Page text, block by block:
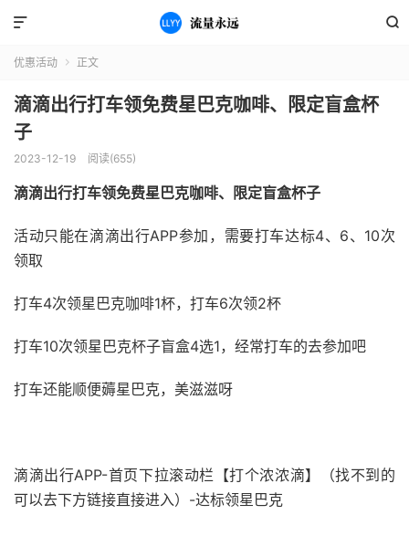


优惠活动  正文
滴滴出行打车领免费星巴克咖啡、限定盲盒杯
子
2023-12-19 阅读(655)
滴滴出行打车领免费星巴克咖啡、限定盲盒杯子
活动只能在滴滴出行APP参加，需要打车达标4、6、10次
领取
打车4次领星巴克咖啡1杯，打车6次领2杯
打车10次领星巴克杯子盲盒4选1，经常打车的去参加吧
打车还能顺便薅星巴克，美滋滋呀
滴滴出行APP-首页下拉滚动栏【打个浓浓滴】（找不到的
可以去下方链接直接进入）-达标领星巴克